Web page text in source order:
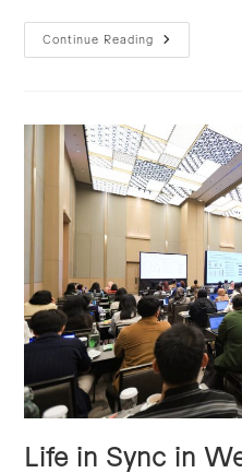
Continue Reading
Terobosan
Baru,
Petakan
Kulit
Indonesia
Life in Sync in